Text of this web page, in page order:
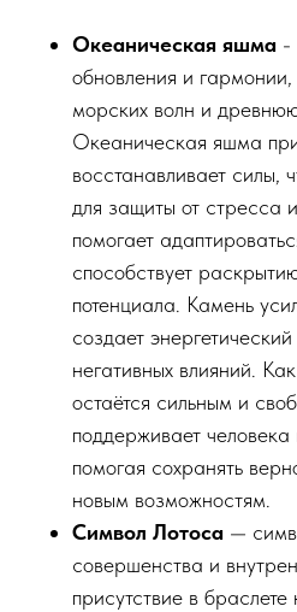
Океаническая яшма -
обновления и
морских волн и
Океаническая яшма
восстанавливает силы,
для защиты от стресса
помогает
способствует
потенциала. Камень
создает
негативных влияний.
остаётся сильным и
поддерживает
помогая сохранять
новым возможностям.
Символ Лотоса —
совершенства и
присутствие в